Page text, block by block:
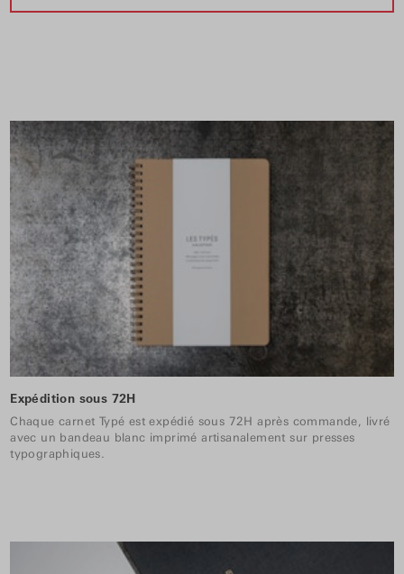
Expédition sous 72H
Chaque carnet Typé est expédié sous 72H après commande, livré
avec un bandeau blanc imprimé artisanalement sur presses
typographiques.